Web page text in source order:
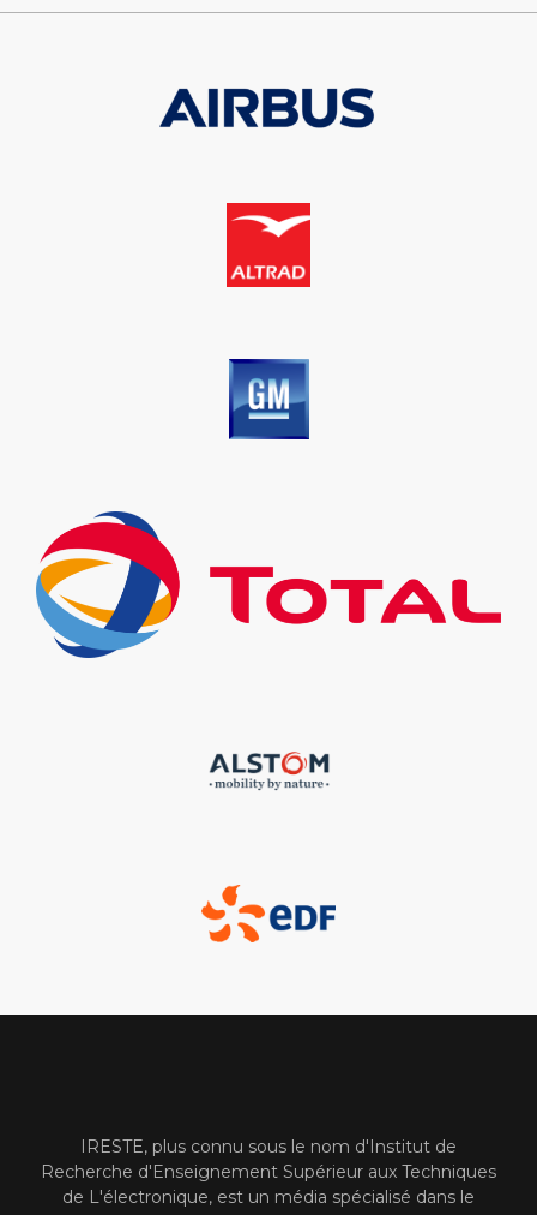
IRESTE, plus connu sous le nom d'Institut de
Recherche d'Enseignement Supérieur aux Techniques
de L'électronique, est un média spécialisé dans le